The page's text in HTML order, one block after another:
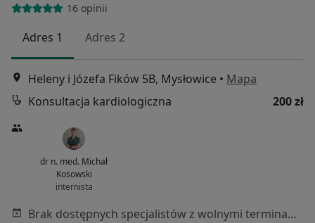
16 opinii
Adres 1 Adres 2
Heleny i Józefa Fików 5B, Mysłowice • Mapa
Konsultacja kardiologiczna
200 zł
dr n. med. Michał
Kosowski
internista
Brak dostępnych specjalistów z wolnymi terminami w tym centrum medycznym.